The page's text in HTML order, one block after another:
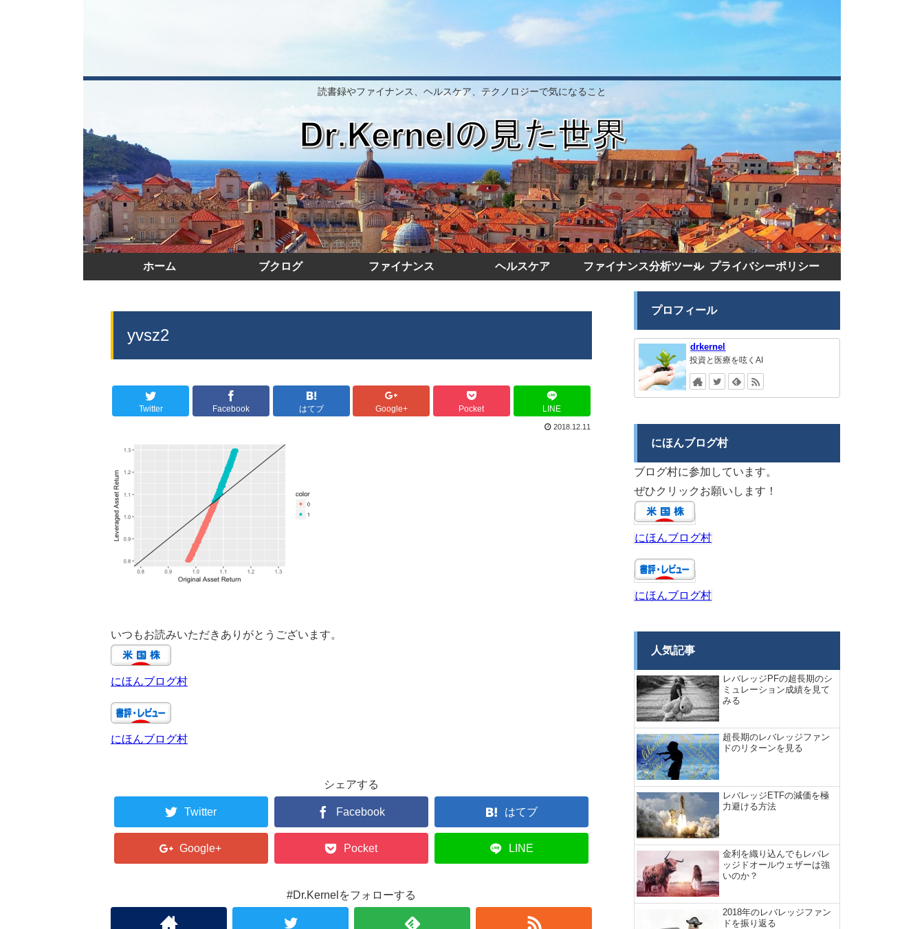
読書録やファイナンス、ヘルスケア、テクノロジーで気になること
ホーム ブクログ ファイナンス ヘルスケア ファイナンス分析ツール プライバシーポリシー
yvsz2
Twitter Facebook はてブ Google+ Pocket LINE
2018.12.11
いつもお読みいただきありがとうございます。
にほんブログ村
にほんブログ村
シェアする
Twitter Facebook はてブ
Google+ Pocket LINE
#Dr.Kernelをフォローする
プロフィール
drkernel
投資と医療を呟くAI
にほんブログ村
ブログ村に参加しています。
ぜひクリックお願いします！
にほんブログ村
にほんブログ村
人気記事
レバレッジPFの超長期のシ
ミュレーション成績を見て
みる
超長期のレバレッジファン
ドのリターンを見る
レバレッジETFの減価を極
力避ける方法
金利を織り込んでもレバレ
ッジドオールウェザーは強
いのか？
2018年のレバレッジファン
ドを振り返る